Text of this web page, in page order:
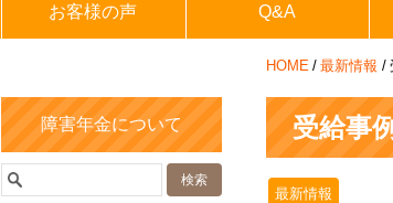
お客様の声 Q&A
HOME / 最新情報 /
障害年金について 受給事
最新情報